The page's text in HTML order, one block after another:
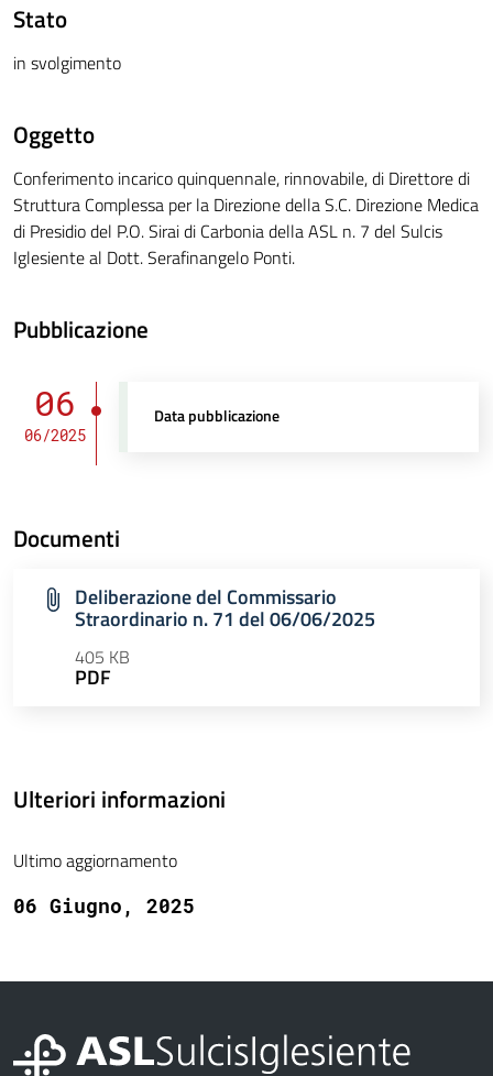
Stato
in svolgimento
Oggetto
Conferimento incarico quinquennale, rinnovabile, di Direttore di
Struttura Complessa per la Direzione della S.C. Direzione Medica
di Presidio del P.O. Sirai di Carbonia della ASL n. 7 del Sulcis
Iglesiente al Dott. Serafinangelo Ponti.
Pubblicazione
06
06/2025
Data pubblicazione
Documenti
Deliberazione del Commissario
Straordinario n. 71 del 06/06/2025
405 KB
PDF
Ulteriori informazioni
Ultimo aggiornamento
06 Giugno, 2025